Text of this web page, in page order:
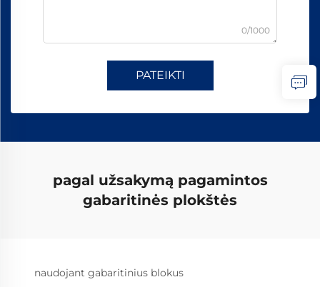
0/1000
PATEIKTI
pagal užsakymą pagamintos
gabaritinės plokštės
naudojant gabaritinius blokus